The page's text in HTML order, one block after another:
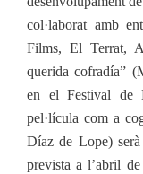
col·laborat amb
Films, El Terrat,
querida cofradía”
en el Festival de
pel·lícula com a
Díaz de Lope) serà
prevista a l’abril